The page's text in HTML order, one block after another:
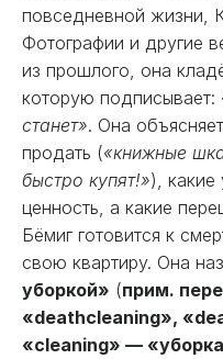
повседневной жизни,
Фотографии и другие
из прошлого, она
которую подписывает:
станет». Она
продать («книжные
быстро купят!»), какие
ценность, а какие
Бёмиг готовится к
свою квартиру. Она
уборкой» (прим.
«deathcleaning»,
«cleaning» —